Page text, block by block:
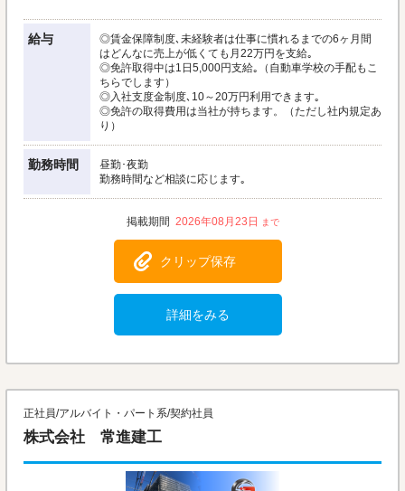
給与
◎賃金保障制度､未経験者は仕事に慣れるまでの6ヶ月間
はどんなに売上が低くても月22万円を支給｡
◎免許取得中は1日5,000円支給｡（自動車学校の手配もこ
ちらでします）
◎入社支度金制度､10～20万円利用できます｡
◎免許の取得費用は当社が持ちます。（ただし社内規定あ
り）
勤務時間
昼勤･夜勤
勤務時間など相談に応じます｡
2026年08月23日
クリップ保存
詳細をみる
正社員/アルバイト・パート系/契約社員
株式会社 常進建工